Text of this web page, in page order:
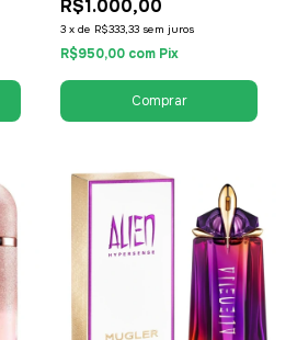
Feminino
R$1.000,00
3 x de R$333,33 sem juros
R$950,00 com Pix